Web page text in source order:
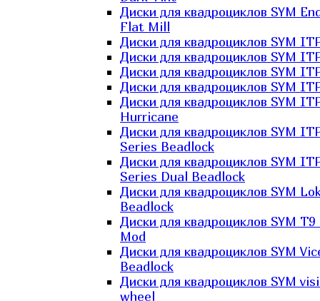
Диски для квадроциклов SYM
Flat Mill
Диски для квадроциклов SYM
Диски для квадроциклов SYM
Диски для квадроциклов SYM
Диски для квадроциклов SYM
Диски для квадроциклов SYM
Hurricane
Диски для квадроциклов SYM
Series Beadlock
Диски для квадроциклов SYM
Series Dual Beadlock
Диски для квадроциклов SYM
Beadlock
Диски для квадроциклов SYM T9
Mod
Диски для квадроциклов SYM
Beadlock
Диски для квадроциклов SYM
wheel